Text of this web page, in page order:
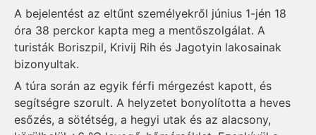
A bejelentést az eltűnt személyekről június 1-jén 18
óra 38 perckor kapta meg a mentőszolgálat. A
turisták Boriszpil, Krivij Rih és Jagotyin lakosainak
bizonyultak.
A túra során az egyik férfi mérgezést kapott, és
segítségre szorult. A helyzetet bonyolította a heves
esőzés, a sötétség, a hegyi utak és az alacsony,